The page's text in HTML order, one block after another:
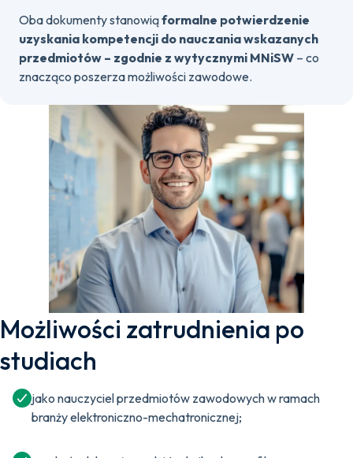
Oba dokumenty stanowiąformalne potwierdzenie
uzyskania kompetencji do nauczania wskazanych
przedmiotów – zgodnie z wytycznymi MNiSW – co
znacząco poszerza możliwości zawodowe.
Możliwości zatrudnienia po
studiach
jako nauczyciel przedmiotów zawodowych w ramach
branży elektroniczno-mechatronicznej;